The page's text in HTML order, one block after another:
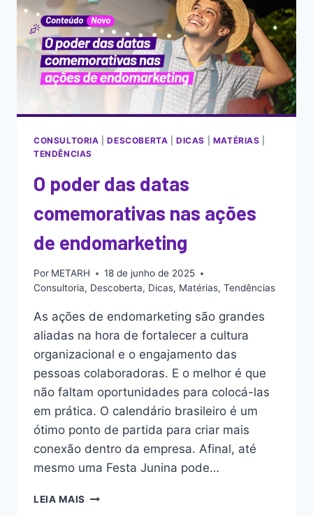
CONSULTORIA |DESCOBERTA |DICAS MATÉRIAS
TENDÊNCIAS
O poder das datas
comemorativas nas ações
de endomarketing
Por METARH
18 de junho de 2025
Consultoria, Descoberta, Dicas, Matérias, Tendências
As ações de endomarketing são grandes
aliadas na hora de fortalecer a cultura
organizacional e o engajamento das
pessoas colaboradoras. E o melhor é que
não faltam oportunidades para colocá-las
em prática. O calendário brasileiro é um
ótimo ponto de partida para criar mais
conexão dentro da empresa. Afinal, até
mesmo uma Festa Junina pode…
LEIA MAIS